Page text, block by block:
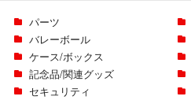
パーツ
バレーボール
ケース/ボックス
記念品/関連グッズ
セキュリティ